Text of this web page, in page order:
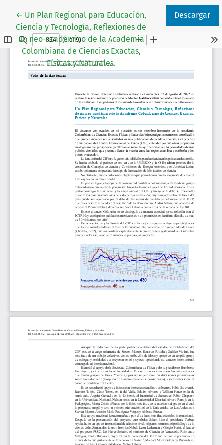
← Volver a los detalles del artículo
Un Plan Regional para Educación,
Ciencia y Tecnología, Reflexiones de
un neo-académico de la Academia
Colombiana de Ciencias Exactas,
Físicas y Naturales.
Descargar